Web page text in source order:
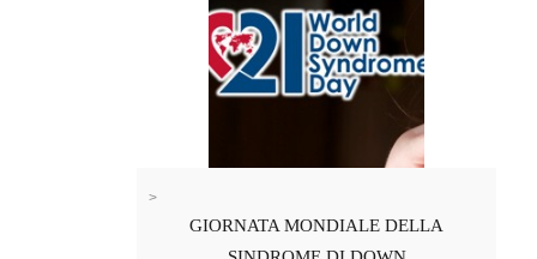
>
GIORNATA MONDIALE DELLA